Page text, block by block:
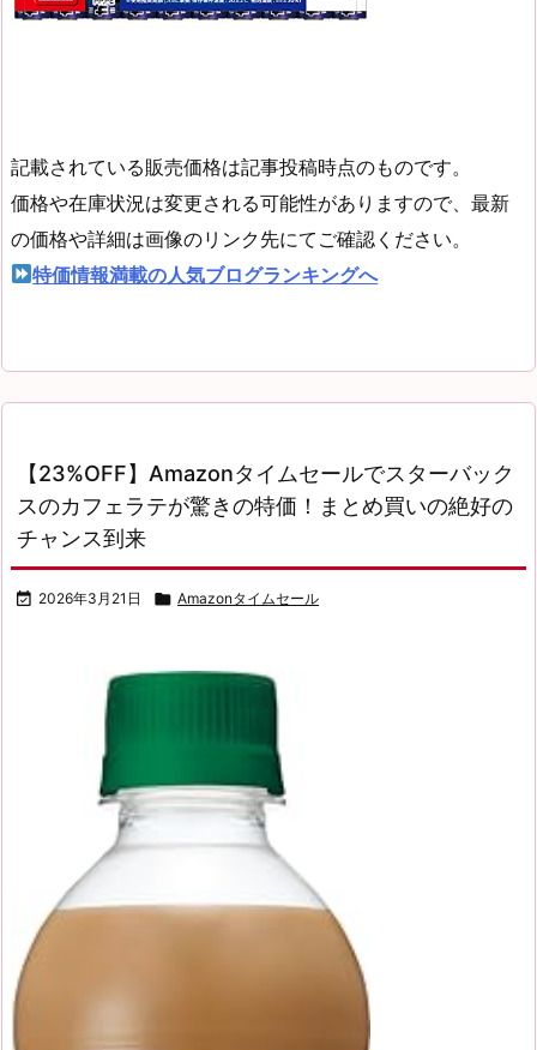
記載されている販売価格は記事投稿時点のものです。
価格や在庫状況は変更される可能性がありますので、最新
の価格や詳細は画像のリンク先にてご確認ください。
特価情報満載の人気ブログランキングへ
【23%OFF】Amazonタイムセールでスターバック
スのカフェラテが驚きの特価！まとめ買いの絶好の
チャンス到来
 2026年3月21日  Amazonタイムセール